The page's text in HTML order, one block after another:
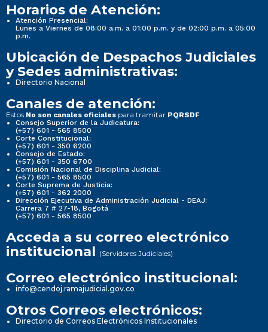
Horarios de Atención:
Atención Presencial:
Lunes a Viernes de 08:00 a.m. a 01:00 p.m. y de 02:00 p.m. a 05:00
p.m.
Ubicación de Despachos Judiciales
y Sedes administrativas:
Directorio Nacional
Canales de atención:
Estos No son canales oficiales para tramitar PQRSDF
Consejo Superior de la Judicatura:
(+57) 601 - 565 8500
Corte Constitucional:
(+57) 601 - 350 6200
Consejo de Estado:
(+57) 601 - 350 6700
Comisión Nacional de Disciplina Judicial:
(+57) 601 - 565 8500
Corte Suprema de Justicia:
(+57) 601 - 362 2000
Dirección Ejecutiva de Administración Judicial - DEAJ:
Carrera 7 # 27-18, Bogotá
(+57) 601 - 565 8500
Acceda a su correo electrónico
institucional (Servidores Judiciales)
Correo electrónico institucional:
info@cendoj.ramajudicial.gov.co
Otros Correos electrónicos:
Directorio de Correos Electrónicos Institucionales